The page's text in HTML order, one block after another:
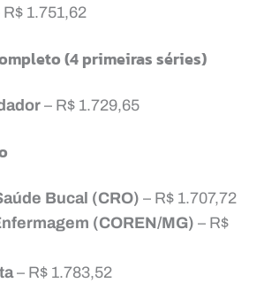
R$ 1.751,62
(4 primeiras séries)
– R$ 1.729,65
Bucal (CRO) – R$ 1.707,72
(COREN/MG) – R$
– R$ 1.783,52